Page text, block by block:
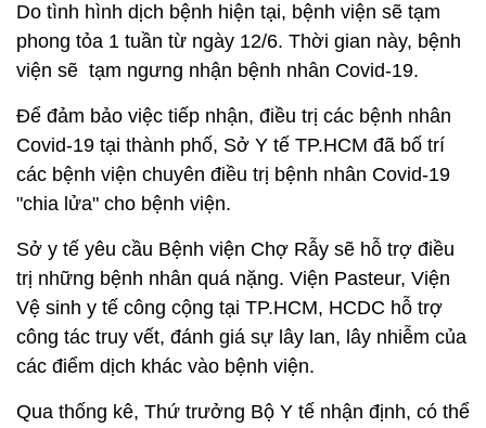
các bệnh viện chuyên điều trị bệnh nhân Covid-19
"chia lửa" cho bệnh viện.
Sở y tế yêu cầu Bệnh viện Chợ Rẫy sẽ hỗ trợ điều
trị những bệnh nhân quá nặng. Viện Pasteur, Viện
Vệ sinh y tế công cộng tại TP.HCM, HCDC hỗ trợ
công tác truy vết, đánh giá sự lây lan, lây nhiễm của
các điểm dịch khác vào bệnh viện.
Qua thống kê, Thứ trưởng Bộ Y tế nhận định, có thể
nhân viên nhiễm Covid-19 tại bệnh viện là do từ bên
ngoài thông qua các chuỗi lây nhiễm dịch ở
TP.HCM.
'Ổ dịch tại bệnh Bệnh nhiệt đới lây lan chủ yếu tại
khu hành chính nhưng có thể lây lan các khoa lâm